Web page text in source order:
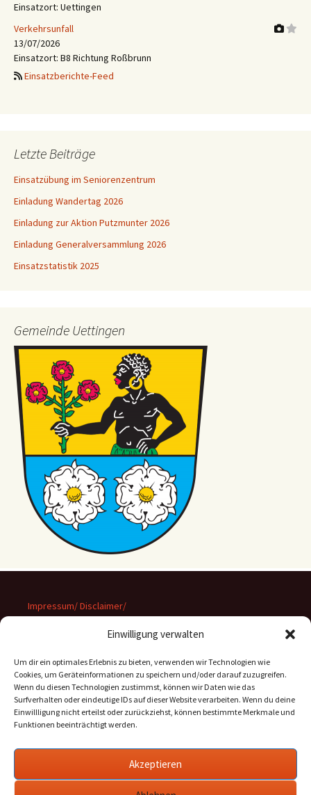
Einwilligung verwalten
Um dir ein optimales Erlebnis zu bieten, verwenden wir Technologien wie
Cookies, um Geräteinformationen zu speichern und/oder darauf zuzugreifen.
Wenn du diesen Technologien zustimmst, können wir Daten wie das
Surfverhalten oder eindeutige IDs auf dieser Website verarbeiten. Wenn du deine
Einwillligung nicht erteilst oder zurückziehst, können bestimmte Merkmale und
Funktionen beeinträchtigt werden.
Akzeptieren
Einsatzort: Uettingen
Verkehrsunfall
13/07/2026
Einsatzort: B8 Richtung Roßbrunn
Einsatzberichte-Feed
Letzte Beiträge
Einsatzübung im Seniorenzentrum
Einladung Wandertag 2026
Einladung zur Aktion Putzmunter 2026
Einladung Generalversammlung 2026
Einsatzstatistik 2025
Gemeinde Uettingen
Impressum/ Disclaimer/
Datenschutz
Suchen
nach: